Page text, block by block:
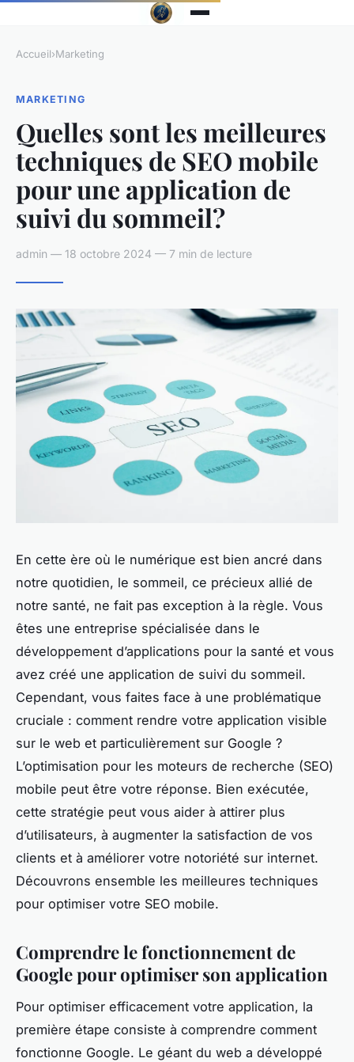
Accueil›Marketing
MARKETING
Quelles sont les meilleures
techniques de SEO mobile
pour une application de
suivi du sommeil?
admin — 18 octobre 2024 — 7 min de lecture
En cette ère où le numérique est bien ancré dans
notre quotidien, le sommeil, ce précieux allié de
notre santé, ne fait pas exception à la règle. Vous
êtes une entreprise spécialisée dans le
développement d’applications pour la santé et vous
avez créé une application de suivi du sommeil.
Cependant, vous faites face à une problématique
cruciale : comment rendre votre application visible
sur le web et particulièrement sur Google ?
L’optimisation pour les moteurs de recherche (SEO)
mobile peut être votre réponse. Bien exécutée,
cette stratégie peut vous aider à attirer plus
d’utilisateurs, à augmenter la satisfaction de vos
clients et à améliorer votre notoriété sur internet.
Découvrons ensemble les meilleures techniques
pour optimiser votre SEO mobile.
Comprendre le fonctionnement de
Google pour optimiser son application
Pour optimiser efficacement votre application, la
première étape consiste à comprendre comment
fonctionne Google. Le géant du web a développé